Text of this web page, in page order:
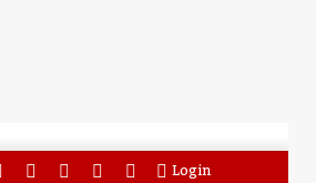
Login
WhatsApp
Instagram
YouTube
Twitter
Facebook